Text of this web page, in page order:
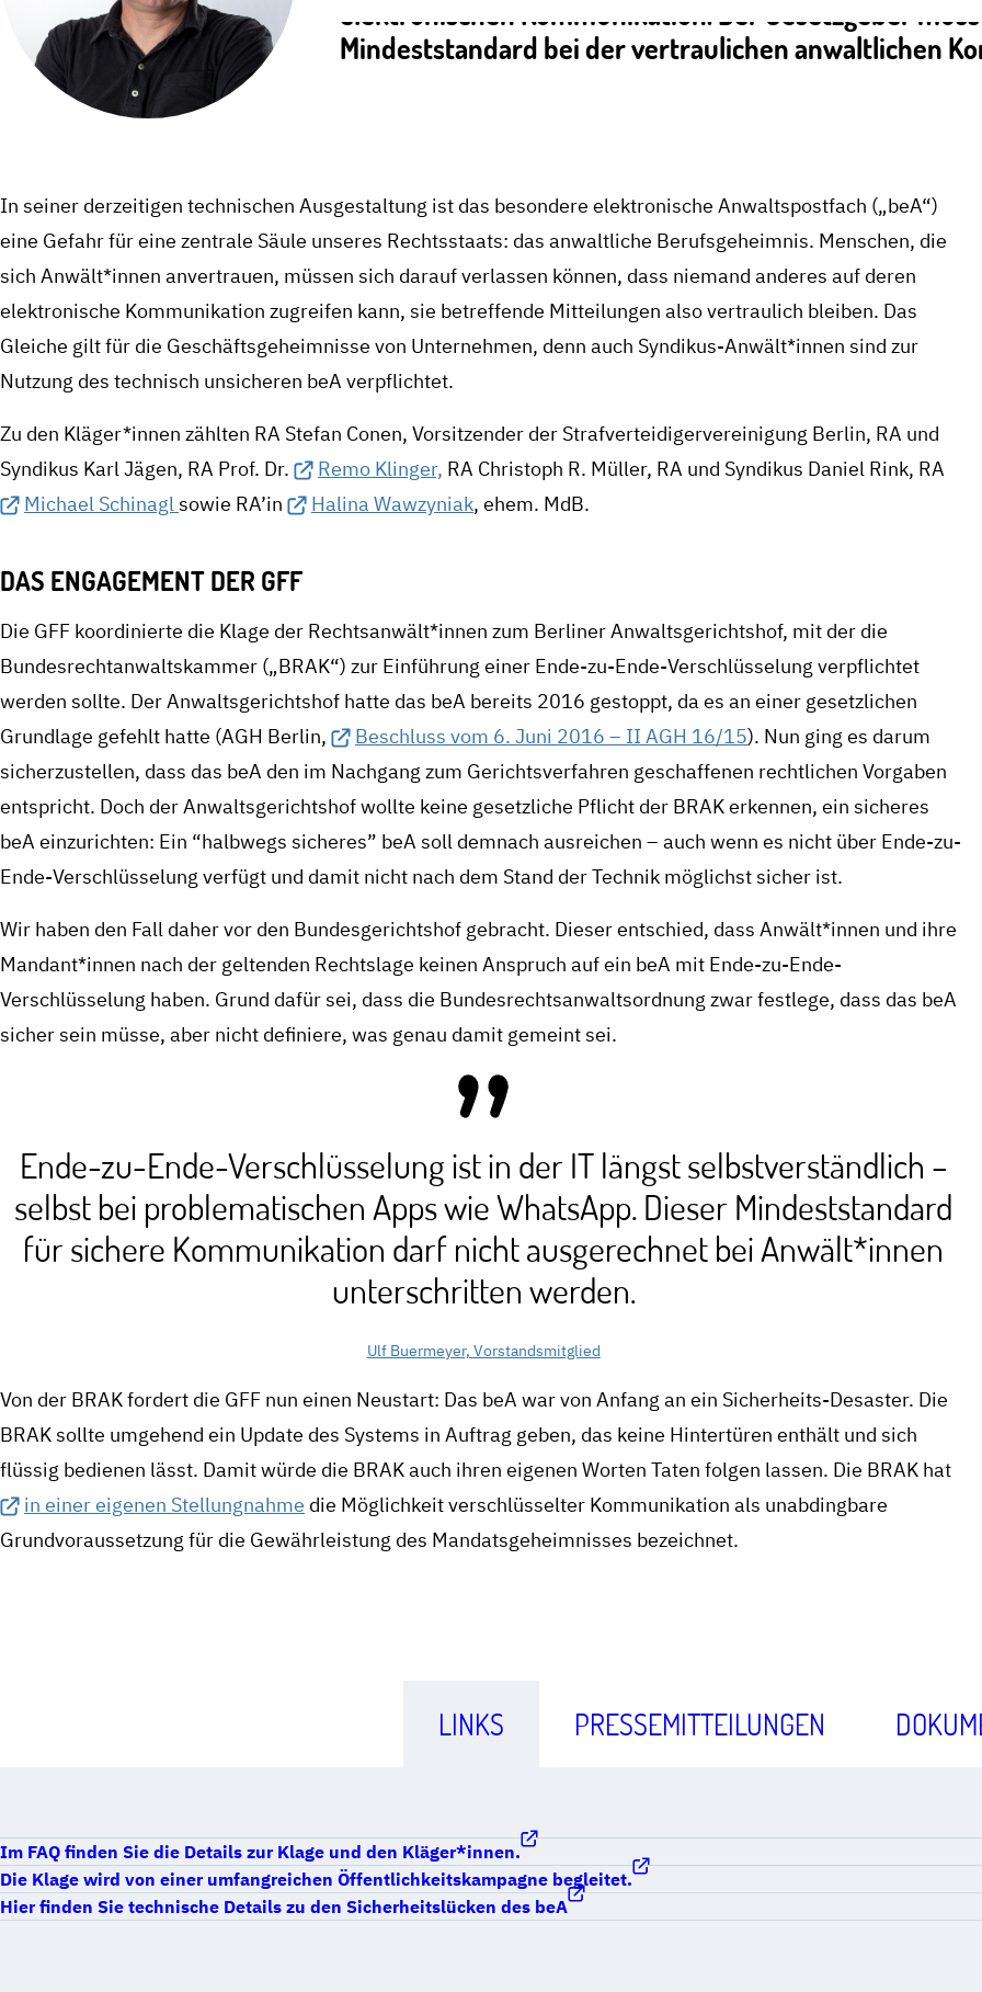
elektronischen Kommunikation. Der Gesetzgeber
Mindeststandard bei der vertraulichen anwaltlichen
In seiner derzeitigen technischen Ausgestaltung ist das besondere elektronische Anwaltspostfach („beA“)
eine Gefahr für eine zentrale Säule unseres Rechtsstaats: das anwaltliche Berufsgeheimnis. Menschen, die
sich Anwält*innen anvertrauen, müssen sich darauf verlassen können, dass niemand anderes auf deren
elektronische Kommunikation zugreifen kann, sie betreffende Mitteilungen also vertraulich bleiben. Das
Gleiche gilt für die Geschäftsgeheimnisse von Unternehmen, denn auch Syndikus-Anwält*innen sind zur
Nutzung des technisch unsicheren beA verpflichtet.
Zu den Kläger*innen zählten RA Stefan Conen, Vorsitzender der Strafverteidigervereinigung Berlin, RA und
Syndikus Karl Jägen, RA Prof. Dr.
Remo Klinger, RA Christoph R. Müller, RA und Syndikus Daniel Rink, RA
Michael Schinaglsowie RA’in Halina Wawzyniak, ehem. MdB.
DAS ENGAGEMENT DER GFF
Die GFF koordinierte die Klage der Rechtsanwält*innen zum Berliner Anwaltsgerichtshof, mit der die
Bundesrechtanwaltskammer („BRAK“) zur Einführung einer Ende-zu-Ende-Verschlüsselung verpflichtet
werden sollte. Der Anwaltsgerichtshof hatte das beA bereits 2016 gestoppt, da es an einer gesetzlichen
Grundlage gefehlt hatte (AGH Berlin,
Beschluss vom 6. Juni 2016 – II AGH 16/15). Nun ging es darum
sicherzustellen, dass das beA den im Nachgang zum Gerichtsverfahren geschaffenen rechtlichen Vorgaben
entspricht. Doch der Anwaltsgerichtshof wollte keine gesetzliche Pflicht der BRAK erkennen, ein sicheres
beA einzurichten: Ein “halbwegs sicheres” beA soll demnach ausreichen – auch wenn es nicht über Ende-zu-
Ende-Verschlüsselung verfügt und damit nicht nach dem Stand der Technik möglichst sicher ist.
Wir haben den Fall daher vor den Bundesgerichtshof gebracht. Dieser entschied, dass Anwält*innen und ihre
Mandant*innen nach der geltenden Rechtslage keinen Anspruch auf ein beA mit Ende-zu-Ende-
Verschlüsselung haben. Grund dafür sei, dass die Bundesrechtsanwaltsordnung zwar festlege, dass das beA
sicher sein müsse, aber nicht definiere, was genau damit gemeint sei.
Ende-zu-Ende-Verschlüsselung ist in der IT längst selbstverständlich –
selbst bei problematischen Apps wie WhatsApp. Dieser Mindeststandard
für sichere Kommunikation darf nicht ausgerechnet bei Anwält*innen
unterschritten werden.
Ulf Buermeyer, Vorstandsmitglied
Von der BRAK fordert die GFF nun einen Neustart: Das beA war von Anfang an ein Sicherheits-Desaster. Die
BRAK sollte umgehend ein Update des Systems in Auftrag geben, das keine Hintertüren enthält und sich
flüssig bedienen lässt. Damit würde die BRAK auch ihren eigenen Worten Taten folgen lassen. Die BRAK hat
in einer eigenen Stellungnahme die Möglichkeit verschlüsselter Kommunikation als unabdingbare
Grundvoraussetzung für die Gewährleistung des Mandatsgeheimnisses bezeichnet.
LINKS PRESSEMITTEILUNGEN
Im FAQ finden Sie die Details zur Klage und den Kläger*innen.
Die Klage wird von einer umfangreichen Öffentlichkeitskampagne begleitet.
Hier finden Sie technische Details zu den Sicherheitslücken des beA